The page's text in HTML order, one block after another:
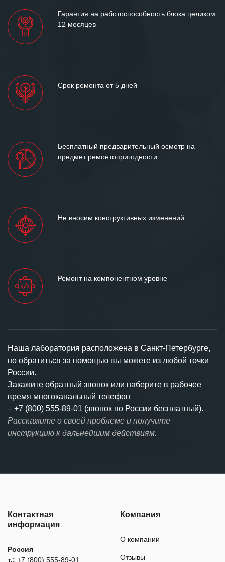
Гарантия на работоспособность блока целиком
12 месяцев
Срок ремонта от 5 дней
Бесплатный предварительный осмотр на
предмет ремонтопригодности
Не вносим конструктивных изменений
Ремонт на компонентном уровне
Наша лаборатория расположена в Санкт-Петербурге,
но обратиться за помощью вы можете из любой точки
России.
Закажите обратный звонок или наберите в рабочее
время многоканальный телефон
– +7 (800) 555-89-01 (звонок по России бесплатный).
Расскажите о своей проблеме и получите
инструкцию к дальнейшим действиям.
Контактная
информация
Россия
т.: +7 (800) 555-89-01
Компания
О компании
Отзывы